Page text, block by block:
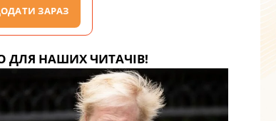
ЗАРАЗ
ДЛЯ НАШИХ ЧИТАЧІВ!